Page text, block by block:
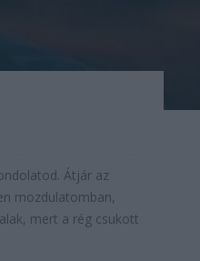
Átjár az
mozdulatomban,
mert a rég csukott